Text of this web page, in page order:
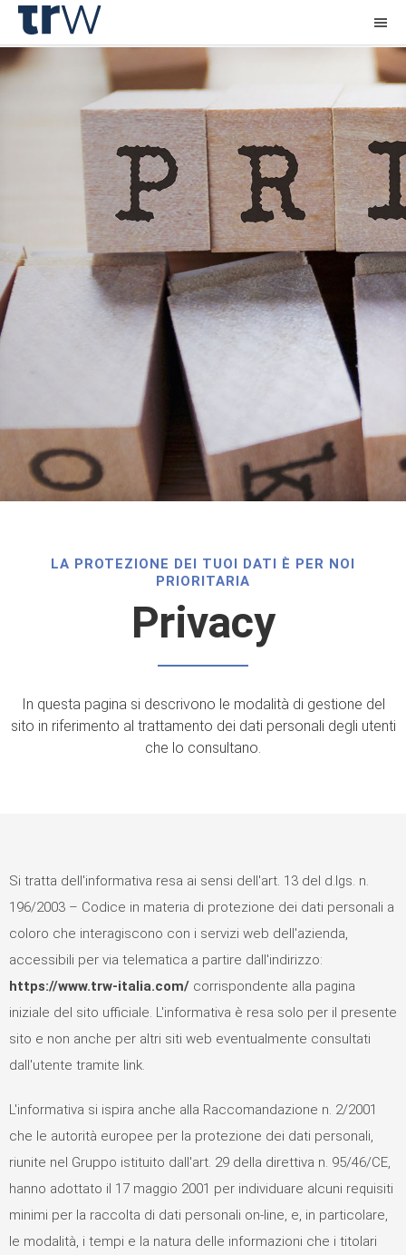
LA PROTEZIONE DEI TUOI DATI È PER NOI
PRIORITARIA
Privacy
In questa pagina si descrivono le modalità di gestione del
sito in riferimento al trattamento dei dati personali degli utenti
che lo consultano.
Si tratta dell'informativa resa ai sensi dell'art. 13 del d.lgs. n.
196/2003 – Codice in materia di protezione dei dati personali a
coloro che interagiscono con i servizi web dell'azienda,
accessibili per via telematica a partire dall'indirizzo:
https://www.trw-italia.com/ corrispondente alla pagina
iniziale del sito ufficiale. L'informativa è resa solo per il presente
sito e non anche per altri siti web eventualmente consultati
dall'utente tramite link.
L'informativa si ispira anche alla Raccomandazione n. 2/2001
che le autorità europee per la protezione dei dati personali,
riunite nel Gruppo istituito dall'art. 29 della direttiva n. 95/46/CE,
hanno adottato il 17 maggio 2001 per individuare alcuni requisiti
minimi per la raccolta di dati personali on-line, e, in particolare,
le modalità, i tempi e la natura delle informazioni che i titolari